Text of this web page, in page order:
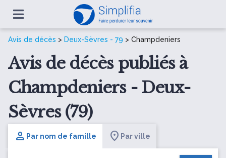
Avis de décès > Deux-Sèvres - 79 > Champdeniers
Avis de décès publiés à
Champdeniers - Deux-
Sèvres (79)
Par nom de famille Par ville